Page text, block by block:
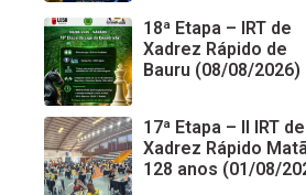
18ª Etapa – IRT de
Xadrez Rápido de
Bauru (08/08/2026)
17ª Etapa – II IRT de
Xadrez Rápido
128 anos (01/08/